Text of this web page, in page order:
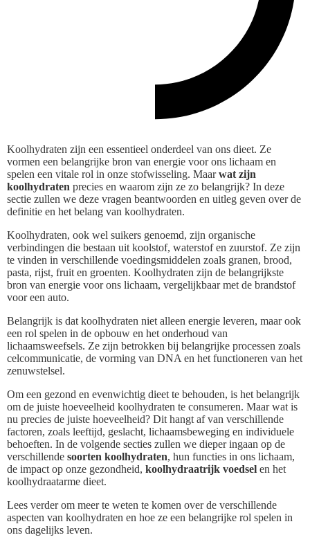
Koolhydraten zijn een essentieel onderdeel van ons dieet. Ze
vormen een belangrijke bron van energie voor ons lichaam en
spelen een vitale rol in onze stofwisseling. Maarwat zijn
koolhydraten precies en waarom zijn ze zo belangrijk? In deze
sectie zullen we deze vragen beantwoorden en uitleg geven over de
definitie en het belang van koolhydraten.
Koolhydraten, ook wel suikers genoemd, zijn organische
verbindingen die bestaan uit koolstof, waterstof en zuurstof. Ze zijn
te vinden in verschillende voedingsmiddelen zoals granen, brood,
pasta, rijst, fruit en groenten. Koolhydraten zijn de belangrijkste
bron van energie voor ons lichaam, vergelijkbaar met de brandstof
voor een auto.
Belangrijk is dat koolhydraten niet alleen energie leveren, maar ook
een rol spelen in de opbouw en het onderhoud van
lichaamsweefsels. Ze zijn betrokken bij belangrijke processen zoals
celcommunicatie, de vorming van DNA en het functioneren van het
zenuwstelsel.
Om een gezond en evenwichtig dieet te behouden, is het belangrijk
om de juiste hoeveelheid koolhydraten te consumeren. Maar wat is
nu precies de juiste hoeveelheid? Dit hangt af van verschillende
factoren, zoals leeftijd, geslacht, lichaamsbeweging en individuele
behoeften. In de volgende secties zullen we dieper ingaan op de
verschillende soorten koolhydraten, hun functies in ons lichaam,
de impact op onze gezondheid, koolhydraatrijk voedsel en het
koolhydraatarme dieet.
Lees verder om meer te weten te komen over de verschillende
aspecten van koolhydraten en hoe ze een belangrijke rol spelen in
ons dagelijks leven.